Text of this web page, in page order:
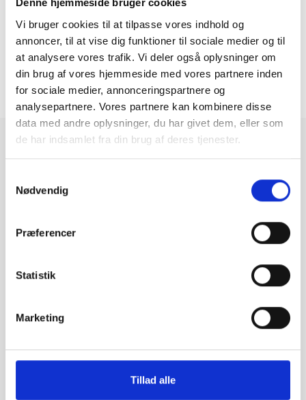
Denne hjemmeside bruger cookies
Vi bruger cookies til at tilpasse vores indhold og
annoncer, til at vise dig funktioner til sociale medier og til
at analysere vores trafik. Vi deler også oplysninger om
din brug af vores hjemmeside med vores partnere inden
for sociale medier, annonceringspartnere og
analysepartnere. Vores partnere kan kombinere disse
data med andre oplysninger, du har givet dem, eller som
de har indsamlet fra din brug af deres tjenester.
Nødvendig
Præferencer
Statistik
Marketing
Tillad alle
313-332 af 332 14
Brugte computere fra
GreenMind
Hos GreenMind har vi et stort udvalg af brugte
både laptops og stationære computere til alle behov.
Hos GreenMind kan du finde computere fra de kendte
Uanset om du leder efter en computer med Apples
styresystem, MacOS, eller Windows, så har vi et bredt